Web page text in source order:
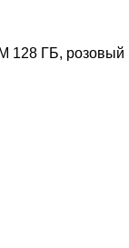
128 ГБ, розовый